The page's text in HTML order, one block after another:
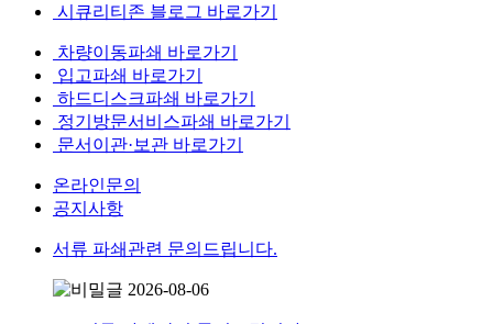
시큐리티존 블로그 바로가기
차량이동파쇄 바로가기
입고파쇄 바로가기
하드디스크파쇄 바로가기
정기방문서비스파쇄 바로가기
문서이관·보관 바로가기
온라인문의
공지사항
서류 파쇄관련 문의드립니다.
2026-08-06